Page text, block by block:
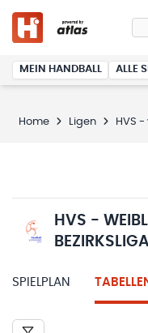
MEIN HANDBALL ALLE
Home Ligen HVS -
HVS -
SPIELPLAN